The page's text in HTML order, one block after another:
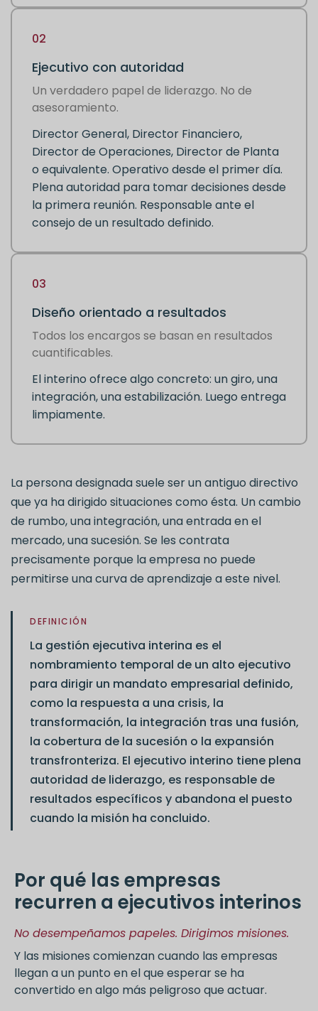
02
Ejecutivo con autoridad
Un verdadero papel de liderazgo. No de
asesoramiento.
Director General, Director Financiero,
Director de Operaciones, Director de Planta
o equivalente. Operativo desde el primer día.
Plena autoridad para tomar decisiones desde
la primera reunión. Responsable ante el
consejo de un resultado definido.
03
Diseño orientado a resultados
Todos los encargos se basan en resultados
cuantificables.
El interino ofrece algo concreto: un giro, una
integración, una estabilización. Luego entrega
limpiamente.
La persona designada suele ser un antiguo directivo
que ya ha dirigido situaciones como ésta. Un cambio
de rumbo, una integración, una entrada en el
mercado, una sucesión. Se les contrata
precisamente porque la empresa no puede
permitirse una curva de aprendizaje a este nivel.
DEFINICIÓN
La gestión ejecutiva interina es el
nombramiento temporal de un alto ejecutivo
para dirigir un mandato empresarial definido,
como la respuesta a una crisis, la
transformación, la integración tras una fusión,
la cobertura de la sucesión o la expansión
transfronteriza. El ejecutivo interino tiene plena
autoridad de liderazgo, es responsable de
resultados específicos y abandona el puesto
cuando la misión ha concluido.
Por qué las empresas
recurren a ejecutivos interinos
No desempeñamos papeles. Dirigimos misiones.
Y las misiones comienzan cuando las empresas
llegan a un punto en el que esperar se ha
convertido en algo más peligroso que actuar.